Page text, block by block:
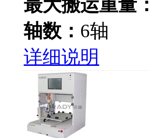
最大搬运重量：
轴数： 6轴
详细说明